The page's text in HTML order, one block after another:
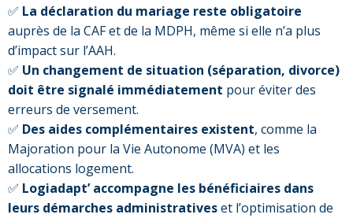
✅ La déclaration du mariage reste obligatoire
auprès de la CAF et de la MDPH, même si elle n’a plus
d’impact sur l’AAH.
✅ Un changement de situation (séparation, divorce)
doit être signalé immédiatement pour éviter des
erreurs de versement.
✅ Des aides complémentaires existent, comme la
Majoration pour la Vie Autonome (MVA) et les
allocations logement.
✅ Logiadapt’ accompagne les bénéficiaires dans
leurs démarches administrativeset l’optimisation de